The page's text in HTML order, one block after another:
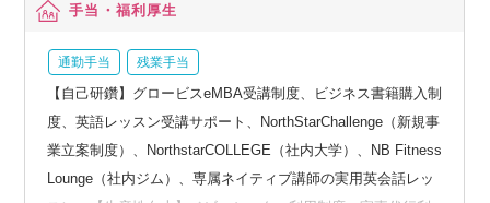
手当・福利厚生
通勤手当 残業手当
【自己研鑽】グロービスeMBA受講制度、ビジネス書籍購入制
度、英語レッスン受講サポート、NorthStarChallenge（新規事
業立案制度）、NorthstarCOLLEGE（社内大学）、NB Fitness
Lounge（社内ジム）、専属ネイティブ講師の実用英会話レッ